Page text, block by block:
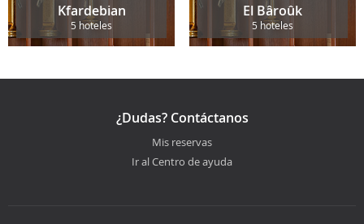
Kfardebian
5 hoteles
El Bâroûk
5 hoteles
¿Dudas? Contáctanos
Mis reservas
Ir al Centro de ayuda